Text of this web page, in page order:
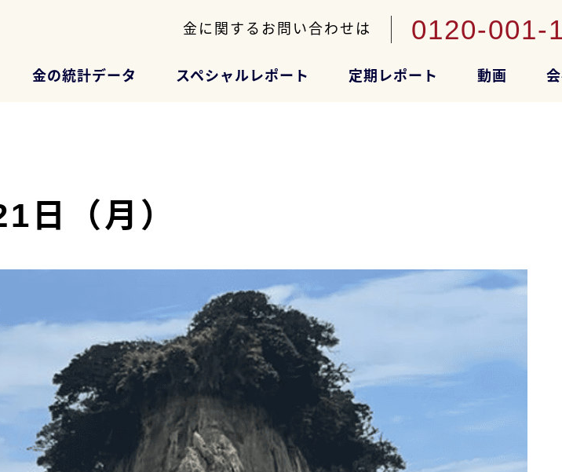
金に関するお問い合わせは 0120-001-
金の統計データ スペシャルレポート 定期レポート 動画
（月）